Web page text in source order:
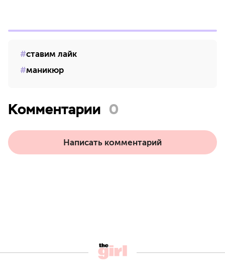
ставим лайк
маникюр
Комментарии 0
Написать комментарий